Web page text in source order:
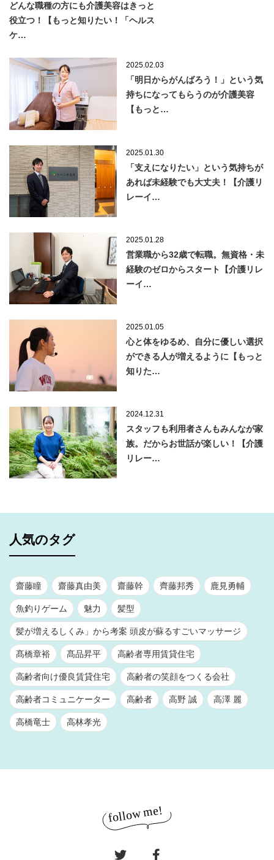
どんな職種の方にも介護美容はきっと
役立つ！【もっと知りたい！「ヘルス
ケ…
2025.02.03
「明日からがんばろう！」という気
持ちになってもらうのが介護美容
【もっと…
2025.01.30
「支えになりたい」という気持ちが
あれば未経験でも大丈夫！【介護リ
レーイ…
2025.01.28
営業職から32歳で転職。無資格・未
経験のゼロからスタート【介護リレ
ーイ…
2025.01.05
心と体をゆるめ、自分に優しい選択
ができる人が増えるように【もっと
知りた…
2024.12.31
スタッフも利用者さんもみんなが家
族。だからお世話が楽しい！【介護
リレー…
人気のタグ
齋藤瞳 齋藤真由美 齋藤幹 齊藤邦秀 鹿見勇輔
魚釣りゲーム 魅力 髪型
髪が増えるしくみ」から考案 頭皮が蘇るすごいマッサージ
髙橋章裕 髙品昇平 高齢者専用賃貸住宅
高齢者向け優良賃貸住宅 高齢者の笑顔をつくる会社
高齢者コミュニケーター 高齢者 高野 誠 高澤 麗
高橋竜士 高林孝光